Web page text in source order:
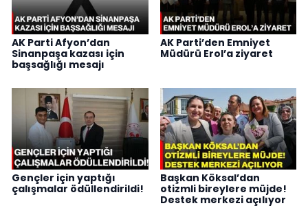
AK Parti Afyon’dan
Sinanpaşa kazası için
başsağlığı mesajı
AK Parti’den Emniyet
Müdürü Erol’a ziyaret
Gençler için yaptığı
çalışmalar ödüllendirildi!
Başkan Köksal’dan
otizmli bireylere müjde!
Destek merkezi açılıyor